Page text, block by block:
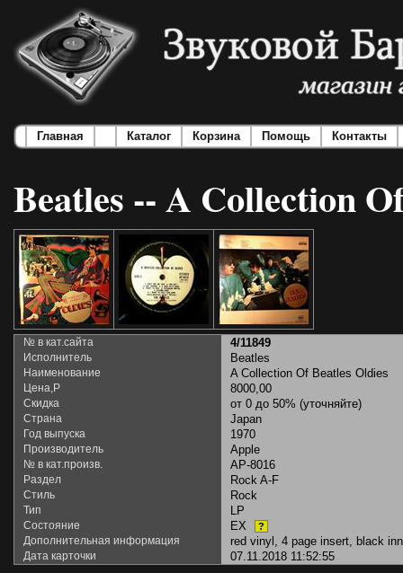
Главная Каталог Корзина Помощь Контакты
Beatles -- A Collection
№ в кат.сайта 4/11849
Исполнитель Beatles
Наименование A Collection Of Beatles Oldies
Цена,Р 8000,00
Скидка от 0 до 50% (уточняйте)
Страна Japan
Год выпуска 1970
Производитель Apple
№ в кат.произв. AP-8016
Раздел Rock A-F
Стиль Rock
Тип LP
Состояние EX ?
Дополнительная информация red vinyl, 4 page insert, black
Дата карточки 07.11.2018 11:52:55